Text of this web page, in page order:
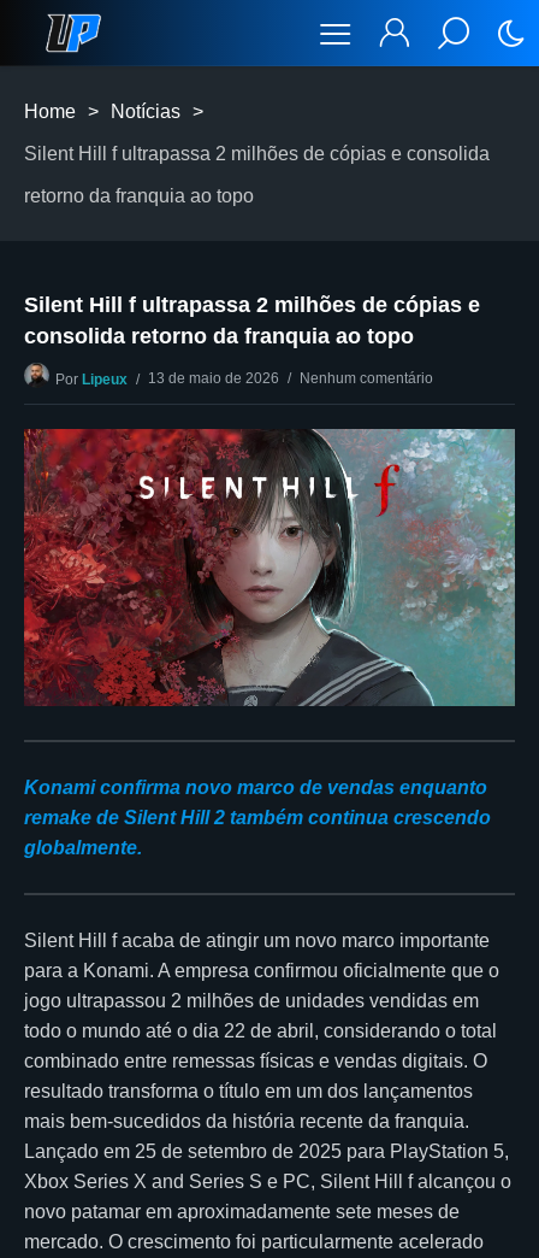
Home > Notícias >
Silent Hill f ultrapassa 2 milhões de cópias e consolida
retorno da franquia ao topo
Silent Hill f ultrapassa 2 milhões de cópias e
consolida retorno da franquia ao topo
Por Lipeux 13 de maio de 2026 Nenhum comentário
Konami confirma novo marco de vendas enquanto
remake de Silent Hill 2 também continua crescendo
globalmente.
Silent Hill f acaba de atingir um novo marco importante
para a Konami. A empresa confirmou oficialmente que o
jogo ultrapassou 2 milhões de unidades vendidas em
todo o mundo até o dia 22 de abril, considerando o total
combinado entre remessas físicas e vendas digitais. O
resultado transforma o título em um dos lançamentos
mais bem-sucedidos da história recente da franquia.
Lançado em 25 de setembro de 2025 para PlayStation 5,
Xbox Series X and Series S e PC, Silent Hill f alcançou o
novo patamar em aproximadamente sete meses de
mercado. O crescimento foi particularmente acelerado